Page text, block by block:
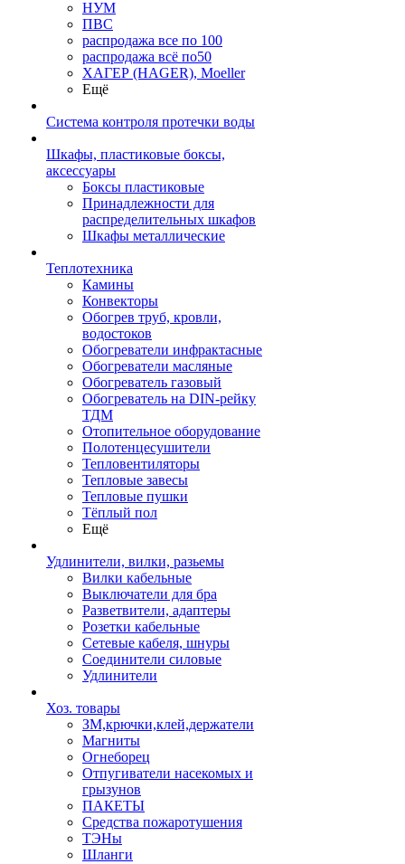
НУМ
ПВС
распродажа все по 100
распродажа всё по50
ХАГЕР (HAGER), Moeller
Ещё
Система контроля протечки воды
Шкафы, пластиковые боксы,
аксессуары
Боксы пластиковые
Принадлежности для
распределительных шкафов
Шкафы металлические
Теплотехника
Камины
Конвекторы
Обогрев труб, кровли,
водостоков
Обогреватели инфрактасные
Обогреватели масляные
Обогреватель газовый
Обогреватель на DIN-рейку
ТДМ
Отопительное оборудование
Полотенцесушители
Тепловентиляторы
Тепловые завесы
Тепловые пушки
Тёплый пол
Ещё
Удлинители, вилки, разьемы
Вилки кабельные
Выключатели для бра
Разветвители, адаптеры
Розетки кабельные
Сетевые кабеля, шнуры
Соединители силовые
Удлинители
Хоз. товары
ЗМ,крючки,клей,держатели
Магниты
Огнеборец
Отпугиватели насекомых и
грызунов
ПАКЕТЫ
Средства пожаротушения
ТЭНы
Шланги